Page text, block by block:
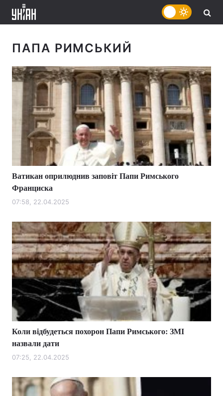
ПАПА РИМСЬКИЙ
Ватикан оприлюднив заповіт Папи Римського
Франциска
07:58, 22.04.2025
Коли відбудеться похорон Папи Римського: ЗМІ
назвали дати
07:25, 22.04.2025